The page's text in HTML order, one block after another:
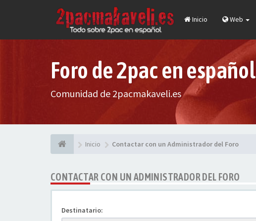
Inicio Web
Foro de 2pac en español
Comunidad de 2pacmakaveli.es
Inicio Contactar con un Administrador del Foro
CONTACTAR CON UN ADMINISTRADOR DEL FORO
Destinatario: